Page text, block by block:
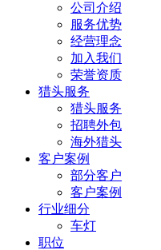
公司介绍
服务优势
经营理念
加入我们
荣誉资质
猎头服务
猎头服务
招聘外包
海外猎头
客户案例
部分客户
客户案例
行业细分
车灯
职位